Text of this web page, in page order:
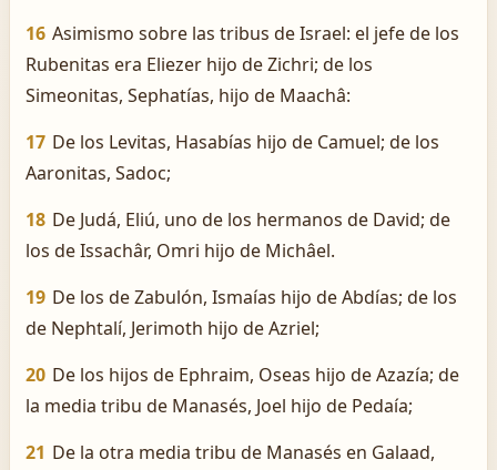
16 Asimismo sobre las tribus de Israel: el jefe de los
Rubenitas era Eliezer hijo de Zichri; de los
Simeonitas, Sephatías, hijo de Maachâ:
17 De los Levitas, Hasabías hijo de Camuel; de los
Aaronitas, Sadoc;
18 De Judá, Eliú, uno de los hermanos de David; de
los de Issachâr, Omri hijo de Michâel.
19 De los de Zabulón, Ismaías hijo de Abdías; de los
de Nephtalí, Jerimoth hijo de Azriel;
20 De los hijos de Ephraim, Oseas hijo de Azazía; de
la media tribu de Manasés, Joel hijo de Pedaía;
21 De la otra media tribu de Manasés en Galaad,